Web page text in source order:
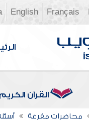
Français
English
القرآن الكريم
محاضرات مفرغة